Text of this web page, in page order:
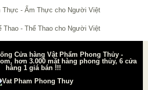
Cửa hàng Vật Phẩm Phong Thủy -
hơn 3.000 mặt hàng phong thủy, 6 cửa
hàng 1 giá bán !!!